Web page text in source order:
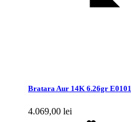
Bratara Aur 14K 6.26gr E0101
4.069,00 lei